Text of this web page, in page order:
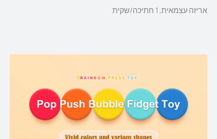
אריזה עצמאית, 1 חתיכה/שקית